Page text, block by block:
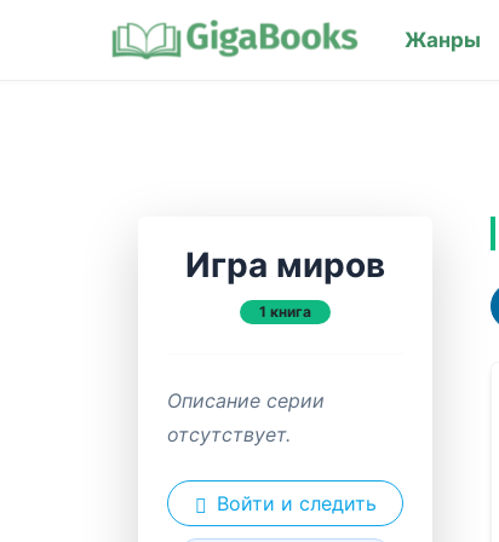
Жанры
Игра миров
1 книга
Описание серии
отсутствует.
Войти и следить